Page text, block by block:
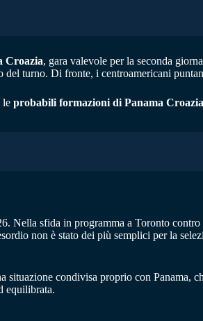
Croazia, gara valevole per la seconda
turno. Di fronte, i centroamericani
le probabili formazioni di Panama Croazia
sfida in programma a Toronto
non è stato dei più semplici per la
condivisa proprio con Panama,
equilibrata.